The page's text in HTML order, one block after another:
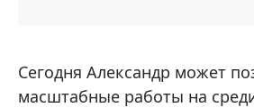
Сегодня Александр может
масштабные работы на